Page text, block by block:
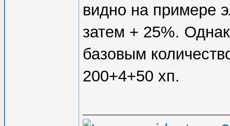
видно на примере
затем + 25%.
базовым
200+4+50 хп.